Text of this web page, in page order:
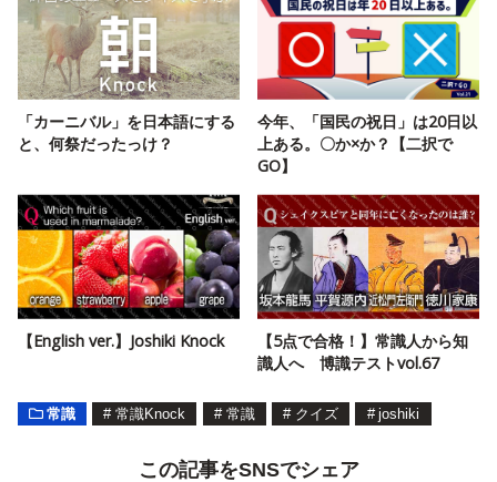
「カーニバル」を日本語にする
と、何祭だったっけ？
今年、「国民の祝日」は20日以
上ある。〇か×か？【二択で
GO】
【English ver.】Joshiki Knock
【5点で合格！】常識人から知
識人へ 博識テストvol.67
常識 # 常識Knock # 常識 # クイズ # joshiki
この記事をSNSでシェア